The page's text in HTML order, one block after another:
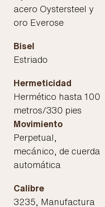
acero Oystersteel y
oro Everose
Bisel
Estriado
Hermeticidad
Hermético hasta 100
metros/330 pies
Movimiento
Perpetual,
mecánico, de cuerda
automática
Calibre
3235, Manufactura